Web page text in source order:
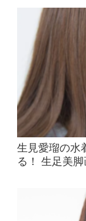
生見愛瑠の水
る！ 生足美